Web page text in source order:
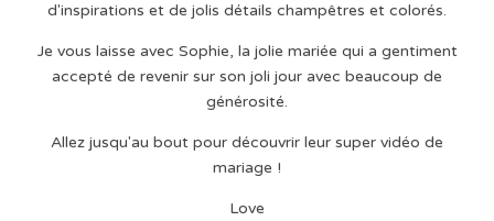
d'inspirations et de jolis détails champêtres et colorés.
Je vous laisse avec Sophie, la jolie mariée qui a gentiment
accepté de revenir sur son joli jour avec beaucoup de
générosité.
Allez jusqu'au bout pour découvrir leur super vidéo de
mariage !
Love